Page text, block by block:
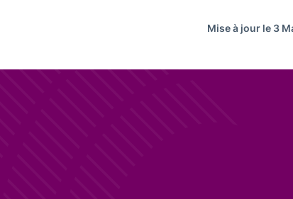
Mise à jour le 3